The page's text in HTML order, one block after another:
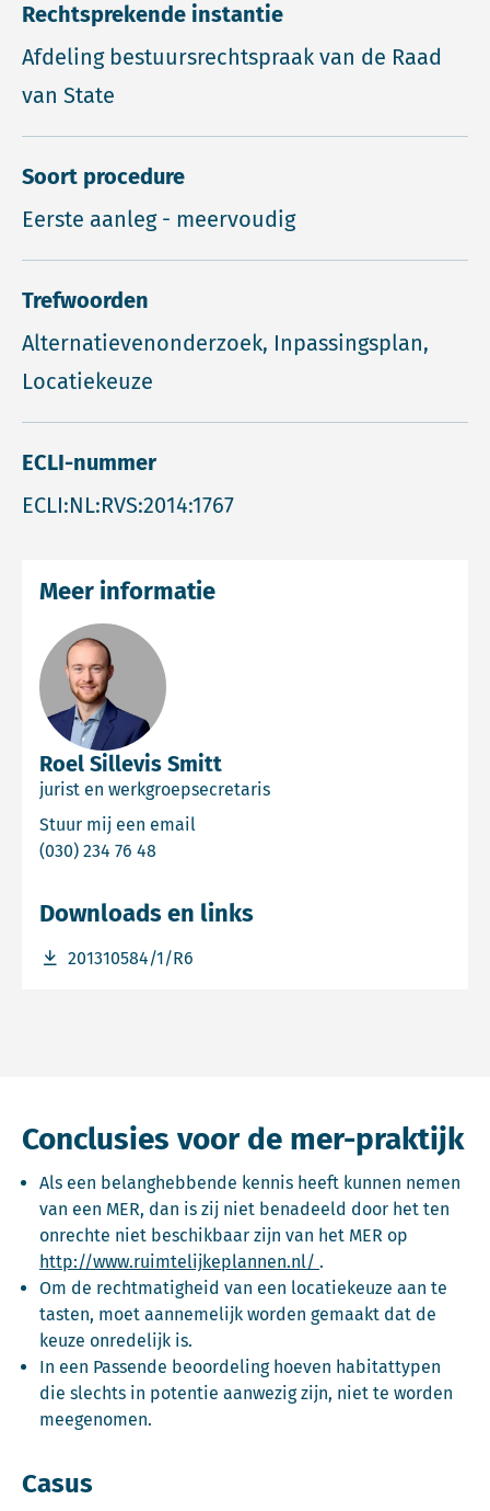
Rechtsprekende instantie
Afdeling bestuursrechtspraak van de Raad
van State
Soort procedure
Eerste aanleg - meervoudig
Trefwoorden
Alternatievenonderzoek, Inpassingsplan,
Locatiekeuze
ECLI-nummer
ECLI:NL:RVS:2014:1767
Roel Sillevis Smitt
jurist en werkgroepsecretaris
Stuur mij een email
(030) 234 76 48
Meer informatie
Downloads en links
201310584/1/R6
Download bestand 201310584/1/R6
Conclusies voor de mer-praktijk
Als een belanghebbende kennis heeft kunnen nemen
van een MER, dan is zij niet benadeeld door het ten
onrechte niet beschikbaar zijn van het MER op
http://www.ruimtelijkeplannen.nl/ Deze link opent in
.
Om de rechtmatigheid van een locatiekeuze aan te
tasten, moet aannemelijk worden gemaakt dat de
keuze onredelijk is.
In een Passende beoordeling hoeven habitattypen
die slechts in potentie aanwezig zijn, niet te worden
meegenomen.
Casus